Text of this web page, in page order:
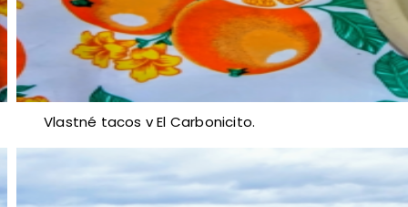
Vlastné tacos v El Carbonicito.